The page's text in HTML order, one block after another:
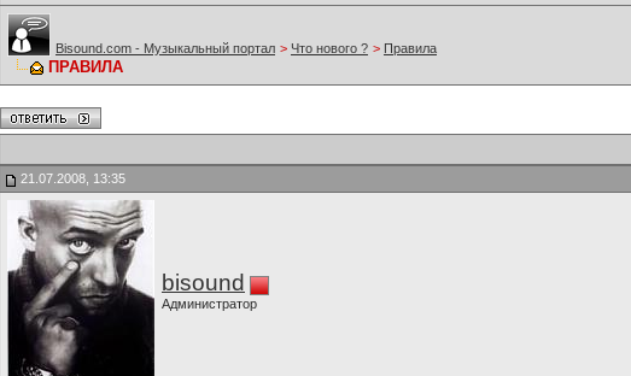
Bisound.com - Музыкальный портал > Что нового ? > Правила
ПРАВИЛА
21.07.2008, 13:35
bisound
Администратор